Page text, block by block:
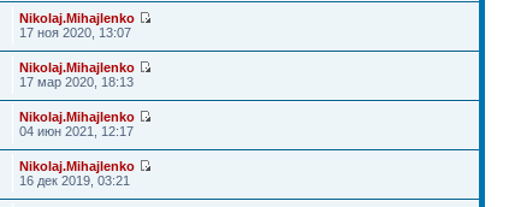
Nikolaj.Mihajlenko
17 ноя 2020, 13:07
Nikolaj.Mihajlenko
17 мар 2020, 18:13
Nikolaj.Mihajlenko
04 июн 2021, 12:17
Nikolaj.Mihajlenko
16 дек 2019, 03:21